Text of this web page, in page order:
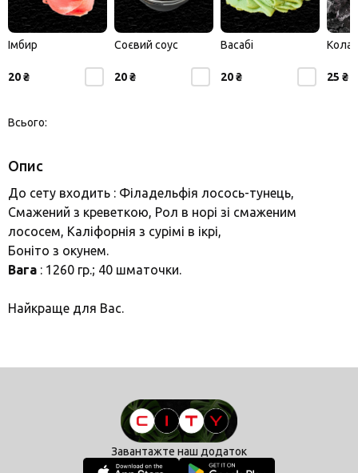
Імбир
20 ₴
Соєвий соус
20 ₴
Васабі
20 ₴
Кола
25 ₴
Всього:
Опис
До сету входить : Філадельфія лосось-тунець,
Смажений з креветкою, Рол в норі зі смаженим
лососем, Каліфорнія з сурімі в ікрі,
Боніто з окунем.
Вага : 1260 гр.; 40 шматочки.
Найкраще для Вас.
Завантажте наш додаток